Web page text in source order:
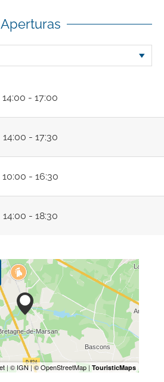
Aperturas
14:00 - 17:00
14:00 - 17:30
10:00 - 16:30
14:00 - 18:30